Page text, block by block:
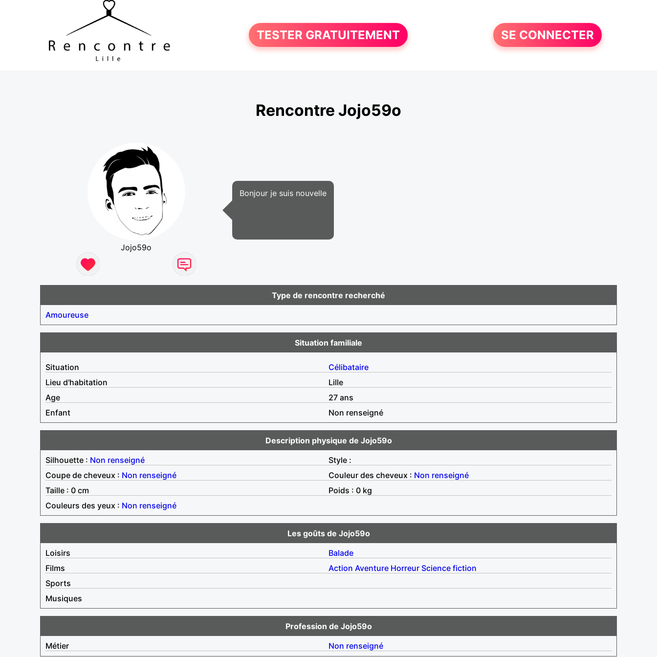
TESTER GRATUITEMENT SE CONNECTER
Rencontre Jojo59o
Jojo59o
Bonjour je suis nouvelle
Type de rencontre recherché
Amoureuse
Situation familiale
Situation
Célibataire
Lieu d'habitation
Lille
Age
27 ans
Enfant
Non renseigné
Description physique de Jojo59o
Silhouette : Non renseigné
Style :
Coupe de cheveux : Non renseigné Couleur des cheveux : Non renseigné
Taille : 0 cm
Poids : 0 kg
Couleurs des yeux : Non renseigné
Les goûts de Jojo59o
Loisirs
Balade
Films
Action Aventure Horreur Science fiction
Sports
Musiques
Profession de Jojo59o
Métier
Non renseigné